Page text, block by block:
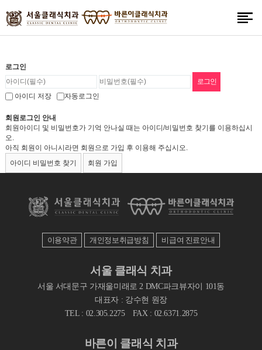
로그인
아이디 저장 자동로그인
회원로그인 안내
회원아이디 및 비밀번호가 기억 안나실 때는 아이디/비밀번호 찾기를 이용하십시
오.
아직 회원이 아니시라면 회원으로 가입 후 이용해 주십시오.
아이디 비밀번호 찾기
회원 가입
이용약관 개인정보취급방침 비급여 진료안내
서울 클래식 치과
서울 서대문구 가재울미래로 2 DMC파크뷰자이 101동
대표자 : 강수현 원장
TEL : 02.305.2275
FAX : 02.6371.2875
바른이 클래식 치과